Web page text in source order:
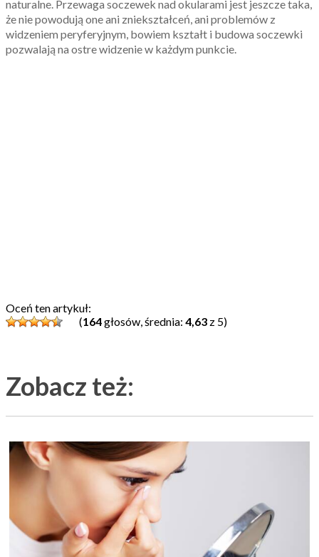
naturalne. Przewaga soczewek nad okularami jest jeszcze taka,
że nie powodują one ani zniekształceń, ani problemów z
widzeniem peryferyjnym, bowiem kształt i budowa soczewki
pozwalają na ostre widzenie w każdym punkcie.
Oceń ten artykuł:
(164głosów, średnia: 4,63 z 5)
Zobacz też: